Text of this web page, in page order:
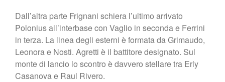
Dall’altra parte Frignani schiera l’ultimo arrivato
Polonius all’interbase con Vaglio in seconda e Ferrini
in terza. La linea degli esterni è formata da Grimaudo,
Leonora e Nosti. Agretti è il battitore designato. Sul
monte di lancio lo scontro è davvero stellare tra Erly
Casanova e Raul Rivero.